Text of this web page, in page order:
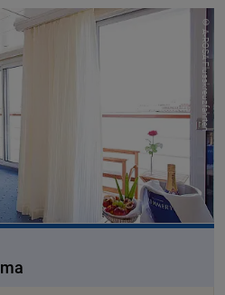
© A-ROSA Flusskreuzfahrten